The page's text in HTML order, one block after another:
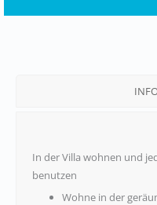
In der Villa wohnen und
benutzen
Wohne in der